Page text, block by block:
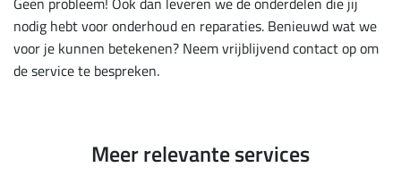
nodig hebt voor onderhoud en reparaties. Benieuwd wat we
voor je kunnen betekenen? Neem vrijblijvend contact op om
de service te bespreken.
Meer relevante services